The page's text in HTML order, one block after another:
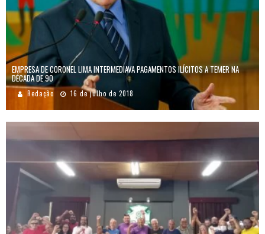
EMPRESA DE CORONEL LIMA INTERMEDIAVA PAGAMENTOS ILÍCITOS A TEMER NA
DÉCADA DE 90
Redação 16 de julho de 2018